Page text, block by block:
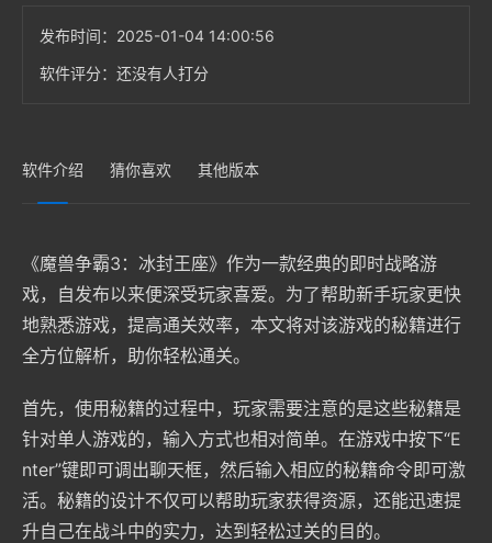
发布时间： 2025-01-04 14:00:56
软件评分： 还没有人打分
软件介绍 猜你喜欢 其他版本
《魔兽争霸3：冰封王座》作为一款经典的即时战略游
戏，自发布以来便深受玩家喜爱。为了帮助新手玩家更快
地熟悉游戏，提高通关效率，本文将对该游戏的秘籍进行
全方位解析，助你轻松通关。
首先，使用秘籍的过程中，玩家需要注意的是这些秘籍是
针对单人游戏的，输入方式也相对简单。在游戏中按下“E
nter”键即可调出聊天框，然后输入相应的秘籍命令即可激
活。秘籍的设计不仅可以帮助玩家获得资源，还能迅速提
升自己在战斗中的实力，达到轻松过关的目的。